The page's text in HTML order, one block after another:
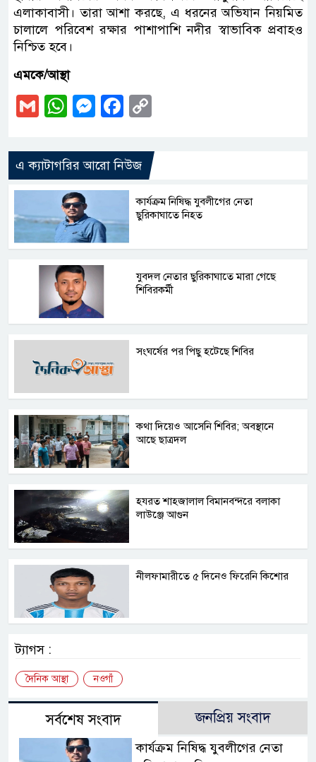
এলাকাবাসী। তারা আশা করছে, এ ধরনের অভিযান নিয়মিত
চালালে পরিবেশ রক্ষার পাশাপাশি নদীর স্বাভাবিক প্রবাহও
নিশ্চিত হবে।
এমকে/আস্থা
GmailWhatsApp
Messenger
Facebook
এ ক্যাটাগরির আরো নিউজ
কার্যক্রম নিষিদ্ধ যুবলীগের নেতা
ছুরিকাঘাতে নিহত
যুবদল নেতার ছুরিকাঘাতে মারা গেছে
শিবিরকর্মী
সংঘর্ষের পর পিছু হটেছে শিবির
কথা দিয়েও আসেনি শিবির; অবস্থানে
আছে ছাত্রদল
হযরত শাহজালাল বিমানবন্দরে বলাকা
লাউঞ্জে আগুন
নীলফামারীতে ৫ দিনেও ফিরেনি কিশোর
ট্যাগস :
দৈনিক আস্থা নওগাঁ
সর্বশেষ সংবাদ জনপ্রিয় সংবাদ
কার্যক্রম নিষিদ্ধ যুবলীগের নেতা